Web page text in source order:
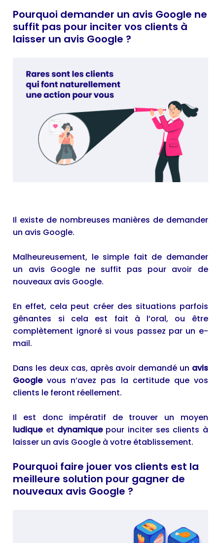
Pourquoi demander un avis Google ne
suffit pas pour inciter vos clients à
laisser un avis Google ?
Il existe de nombreuses manières de demander
un avis Google.
Malheureusement, le simple fait de demander
un avis Google ne suffit pas pour avoir de
nouveaux avis Google.
En effet, cela peut créer des situations parfois
gênantes si cela est fait à l’oral, ou être
complètement ignoré si vous passez par un e-
mail.
Dans les deux cas, après avoir demandé un avis
Googlevous n’avez pas la certitude que vos
clients le feront réellement.
Il est donc impératif de trouver un moyen
ludique et dynamiquepour inciter ses clients à
laisser un avis Google à votre établissement.
Pourquoi faire jouer vos clients est la
meilleure solution pour gagner de
nouveaux avis Google ?